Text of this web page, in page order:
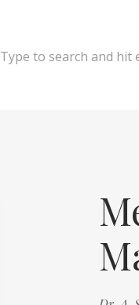
Type to search and hit